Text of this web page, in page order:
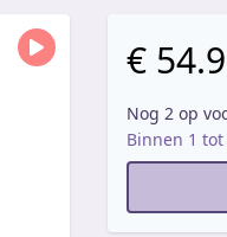
€
Nog 2 op
Binnen 1